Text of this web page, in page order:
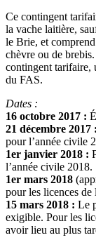
Ce contingent
la vache laitière,
le Brie, et
chèvre ou de
contingent tarifaire,
du FAS.
Dates :
16 octobre 2017 :
21 décembre 2017 :
pour l’année civile
1er janvier 2018 :
l’année civile 2018.
1er mars 2018
pour les licences
15 mars 2018 : Le
exigible. Pour les
avoir lieu au plus